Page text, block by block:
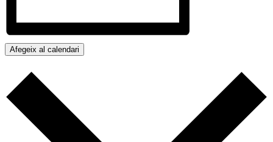
Afegeix al calendari